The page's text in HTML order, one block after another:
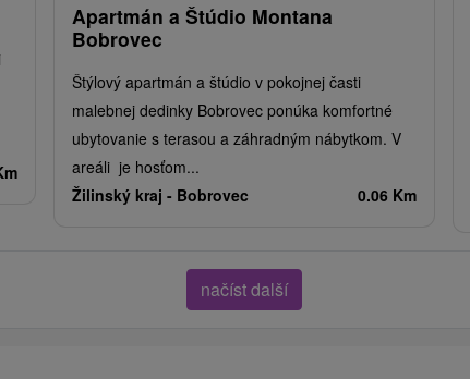
Apartmán a Štúdio Montana
Bobrovec
Štýlový apartmán a štúdio v pokojnej časti
malebnej dedinky Bobrovec ponúka komfortné
ubytovanie s terasou a záhradným nábytkom. V
areáli je hosťom...
Žilinský kraj - Bobrovec 0.06 Km
načíst další